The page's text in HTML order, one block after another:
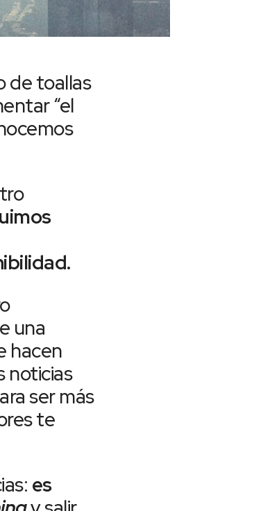
de toallas
“el
una
hacen
noticias
ser más
te
es